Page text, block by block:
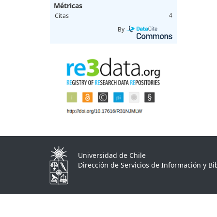
Métricas
Citas 4
By
Universidad de Chile
Dirección de Servicios de Información y